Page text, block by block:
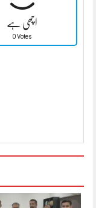
اچھی ہے
0 Votes